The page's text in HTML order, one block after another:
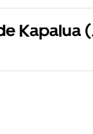
Kapalua